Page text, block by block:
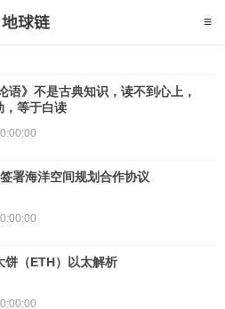
语》不是古典知识，读不到心上，
，等于白读
署海洋空间规划合作协议
饼（ETH）以太解析